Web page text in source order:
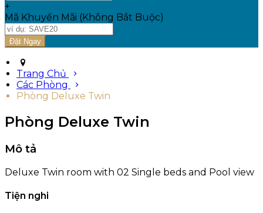
+
Mã Khuyến Mãi ( Không Bắt Buộc)
Trang Chủ
Các Phòng
Phòng Deluxe Twin
Phòng Deluxe Twin
Mô tả
Deluxe Twin room with 02 Single beds and Pool view
Tiện nghi